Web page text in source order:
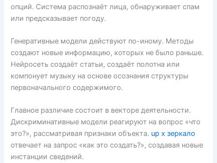
опций. Система распознаёт лица, обнаруживает спам
или предсказывает погоду.
Генеративные модели действуют по-иному. Методы
создают новые информацию, которых не было раньше.
Нейросеть создаёт статьи, создаёт полотна или
компонует музыку на основе осознания структуры
первоначального содержимого.
Главное различие состоит в векторе деятельности.
Дискриминативные модели реагируют на вопрос «что
это?», рассматривая признаки объекта. up x зеркало
отвечает на запрос «как это создать?», создавая новые
инстанции сведений.